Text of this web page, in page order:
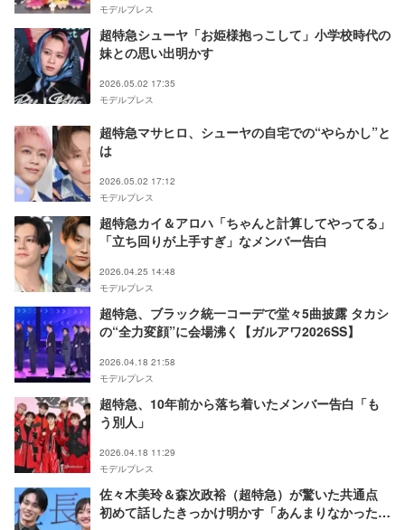
モデルプレス
超特急シューヤ「お姫様抱っこして」小学校時代の
妹との思い出明かす
2026.05.02 17:35
モデルプレス
超特急マサヒロ、シューヤの自宅での“やらかし”と
は
2026.05.02 17:12
モデルプレス
超特急カイ＆アロハ「ちゃんと計算してやってる」
「立ち回りが上手すぎ」なメンバー告白
2026.04.25 14:48
モデルプレス
超特急、ブラック統一コーデで堂々5曲披露 タカシ
の“全力変顔”に会場沸く【ガルアワ2026SS】
2026.04.18 21:58
モデルプレス
超特急、10年前から落ち着いたメンバー告白「も
う別人」
2026.04.18 11:29
モデルプレス
佐々木美玲＆森次政裕（超特急）が驚いた共通点
初めて話したきっかけ明かす「あんまりなかったの